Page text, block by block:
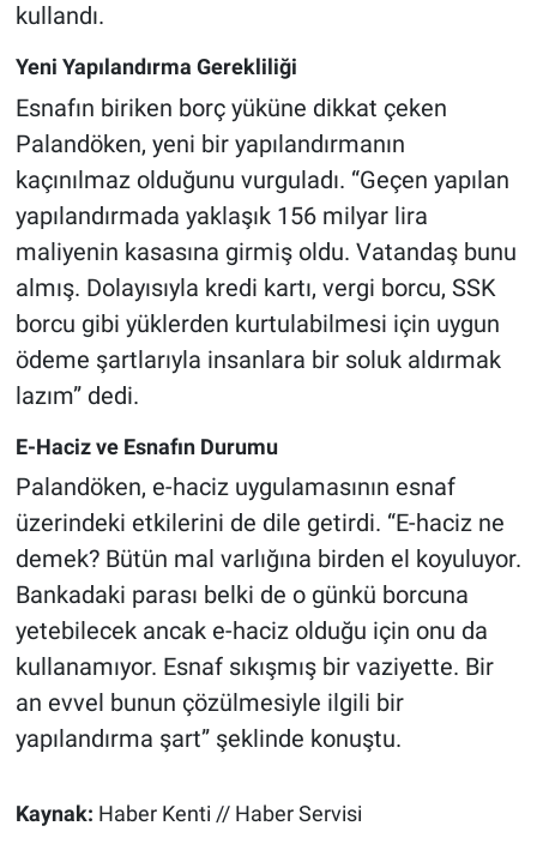
kullandı.
Yeni Yapılandırma Gerekliliği
Esnafın biriken borç yüküne dikkat çeken
Palandöken, yeni bir yapılandırmanın
kaçınılmaz olduğunu vurguladı. “Geçen yapılan
yapılandırmada yaklaşık 156 milyar lira
maliyenin kasasına girmiş oldu. Vatandaş bunu
almış. Dolayısıyla kredi kartı, vergi borcu, SSK
borcu gibi yüklerden kurtulabilmesi için uygun
ödeme şartlarıyla insanlara bir soluk aldırmak
lazım” dedi.
E-Haciz ve Esnafın Durumu
Palandöken, e-haciz uygulamasının esnaf
üzerindeki etkilerini de dile getirdi. “E-haciz ne
demek? Bütün mal varlığına birden el koyuluyor.
Bankadaki parası belki de o günkü borcuna
yetebilecek ancak e-haciz olduğu için onu da
kullanamıyor. Esnaf sıkışmış bir vaziyette. Bir
an evvel bunun çözülmesiyle ilgili bir
yapılandırma şart” şeklinde konuştu.
Kaynak: Haber Kenti // Haber Servisi